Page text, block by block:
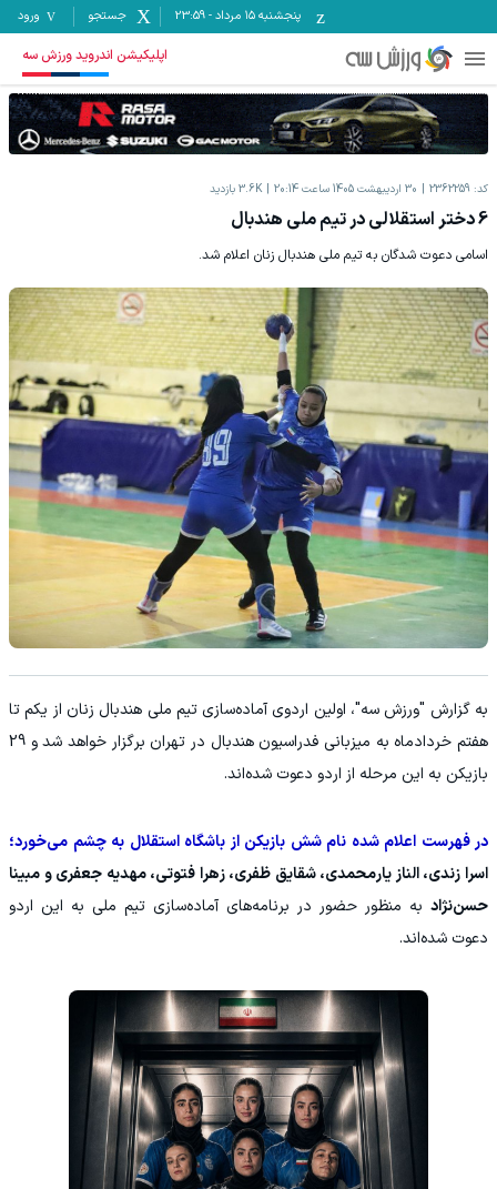
پنجشنبه ۱۵ مرداد -
23:59 جستجو ورود
اپلیکیشن اندروید ورزش سه
کد: 2362259 30 اردیبهشت 1405 ساعت 20:14 3.6K بازدید
6 دختر استقلالی در تیم ملی هندبال
اسامی دعوت شدگان به تیم ملی هندبال زنان اعلام شد.
به گزارش "ورزش سه"، اولین اردوی آماده‌سازی تیم ملی هندبال زنان از یکم تا
هفتم خردادماه به میزبانی فدراسیون هندبال در تهران برگزار خواهد شد و 29
بازیکن به این مرحله از اردو دعوت شده‌اند.
در فهرست اعلام‌ شده‌ نام شش بازیکن از باشگاه استقلال به چشم می‌خورد؛
اسرا زندی، الناز یارمحمدی، شقایق ظفری، زهرا فتوتی، مهدیه جعفری و مبینا
حسن‌نژاد به منظور حضور در برنامه‌های آماده‌سازی تیم ملی به این اردو
دعوت شده‌اند.